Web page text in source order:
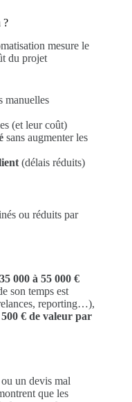
?
mesure le
du projet
manuelles
(et leur coût)
sans augmenter les
(délais réduits)
ou réduits par
35 000 à 55 000 €
son temps est
reporting…),
500 € de valeur par
un devis mal
que les